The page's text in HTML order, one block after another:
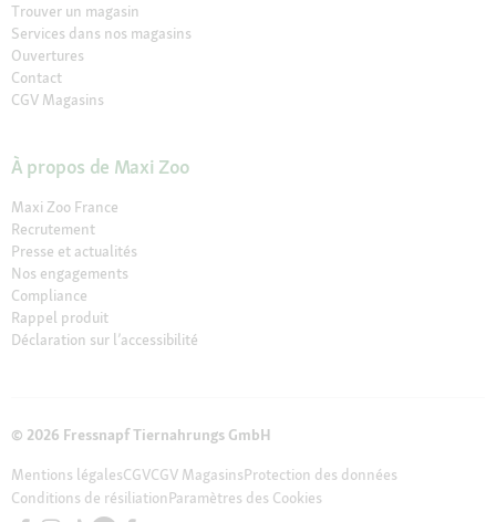
Trouver un magasin
Services dans nos magasins
Ouvertures
Contact
CGV Magasins
À propos de Maxi Zoo
Maxi Zoo France
Recrutement
Presse et actualités
Nos engagements
Compliance
Rappel produit
Déclaration sur l’accessibilité
© 2026 Fressnapf Tiernahrungs GmbH
Mentions légalesCGVCGV MagasinsProtection des données
Conditions de résiliationParamètres des Cookies